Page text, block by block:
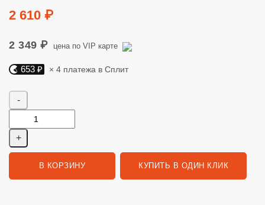
Цена
2 610 ₽
2 349 ₽ цена по VIP карте
Яндекс Сплит. 653 руб, 4 платежа в Сплит
653 ₽ × 4 платежа в Сплит
В КОРЗИНУ КУПИТЬ В ОДИН КЛИК